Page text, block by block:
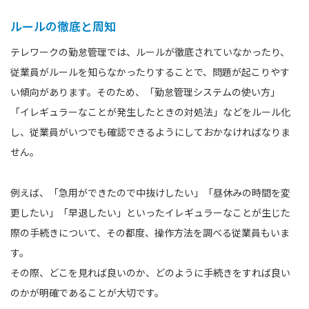
ルールの徹底と周知
テレワークの勤怠管理では、ルールが徹底されていなかったり、
従業員がルールを知らなかったりすることで、問題が起こりやす
い傾向があります。そのため、「勤怠管理システムの使い方」
「イレギュラーなことが発生したときの対処法」などをルール化
し、従業員がいつでも確認できるようにしておかなければなりま
せん。
例えば、「急用ができたので中抜けしたい」「昼休みの時間を変
更したい」「早退したい」といったイレギュラーなことが生じた
際の手続きについて、その都度、操作方法を調べる従業員もいま
す。
その際、どこを見れば良いのか、どのように手続きをすれば良い
のかが明確であることが大切です。